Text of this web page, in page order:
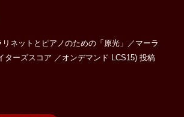
ネットとピアノのための「原光」／マーラ
ターズスコア ／オンデマンド LCS15) 投稿